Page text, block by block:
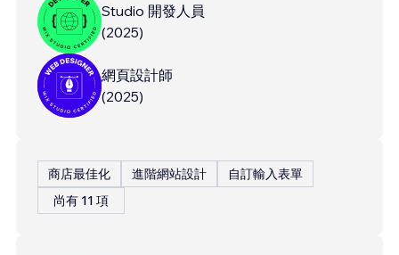
Studio 開發人員
(2025)
網頁設計師
(2025)
商店最佳化 進階網站設計
自訂輸入表單
尚有 11 項